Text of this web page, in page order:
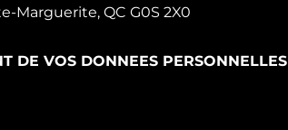
Marguerite, QC G0S 2X0
DE VOS DONNEES PERSONNELLES